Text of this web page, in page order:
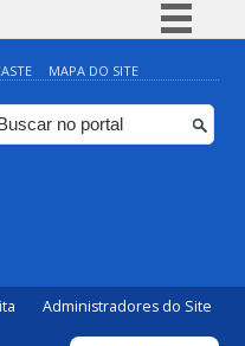
Simplifique!
Comunica BR
Participe
MAPA DO SITE
Administradores do Site